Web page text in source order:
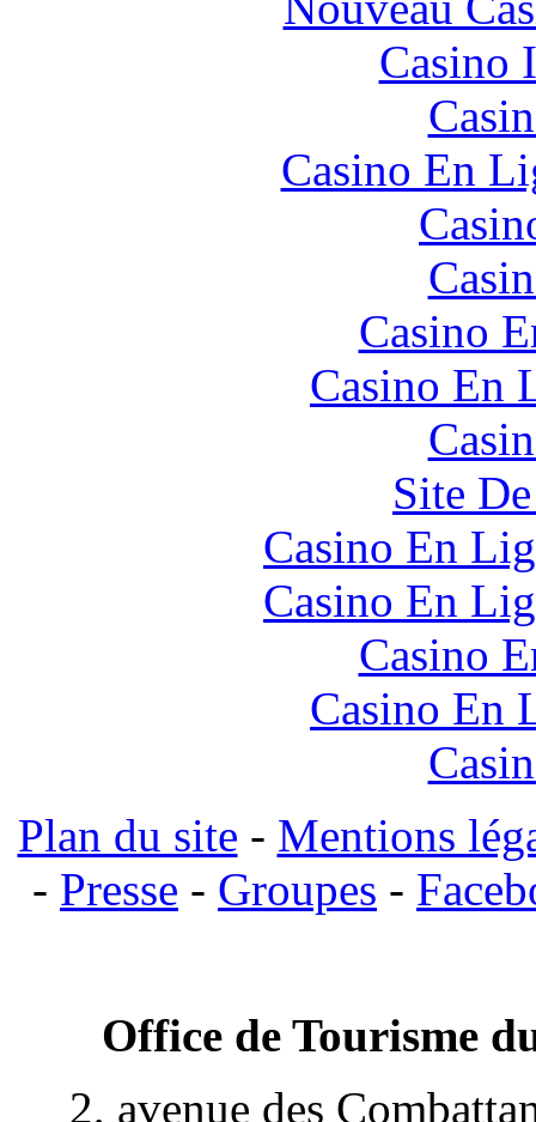
Casino
Casino En
Casino
Casino En
Site
Casino En
Casino En
Casino
Casino En
Plan du site - Mentions
- Presse - Groupes -
Office de Tourisme
2, avenue des